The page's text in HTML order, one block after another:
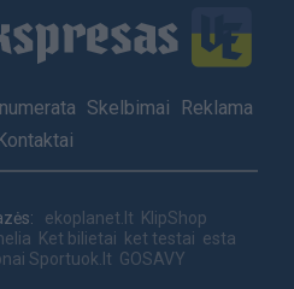
Skelbimai
Reklama
ekoplanet.lt KlipShop
Ket bilietai ket testai esta
Sportuok.lt GOSAVY